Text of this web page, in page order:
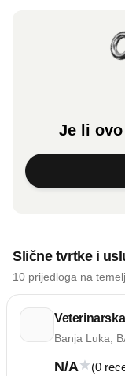
Je li
Slične tvrtke i
10 prijedloga na
Banja Luka,
N/A (0